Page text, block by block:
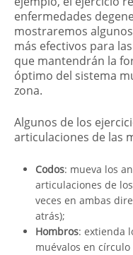
enfermedades
mostraremos
más efectivos para
que mantendrán la
óptimo del sistema
zona.
Algunos de los
articulaciones de las
Codos: mueva los
articulaciones de
veces en ambas
atrás);
Hombros: extienda
muévalos en